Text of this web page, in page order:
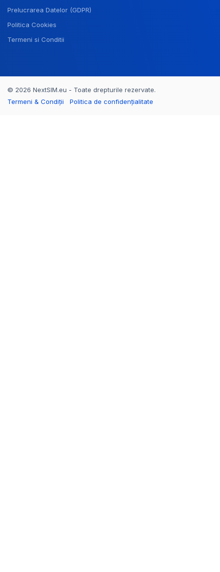
Prelucrarea Datelor (GDPR)
Politica Cookies
Termeni si Conditii
© 2026 NextSIM.eu - Toate drepturile rezervate.
Termeni & Condiții
Politica de confidențialitate